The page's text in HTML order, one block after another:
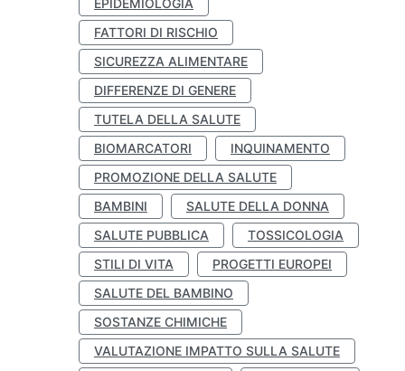
EPIDEMIOLOGIA
FATTORI DI RISCHIO
SICUREZZA ALIMENTARE
DIFFERENZE DI GENERE
TUTELA DELLA SALUTE
BIOMARCATORI
INQUINAMENTO
PROMOZIONE DELLA SALUTE
BAMBINI
SALUTE DELLA DONNA
SALUTE PUBBLICA
TOSSICOLOGIA
STILI DI VITA
PROGETTI EUROPEI
SALUTE DEL BAMBINO
SOSTANZE CHIMICHE
VALUTAZIONE IMPATTO SULLA SALUTE